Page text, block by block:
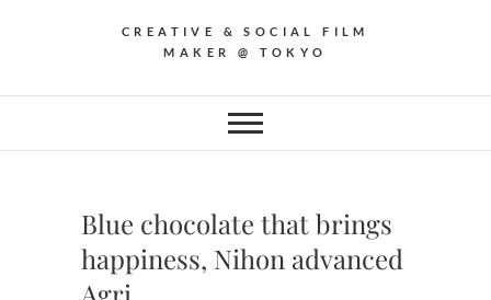
CREATIVE & SOCIAL FILM
MAKER @ TOKYO
Blue chocolate that brings
happiness, Nihon advanced